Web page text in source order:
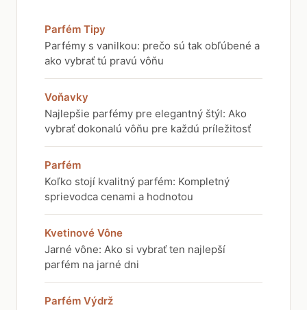
Parfém Tipy
Parfémy s vanilkou: prečo sú tak obľúbené a
ako vybrať tú pravú vôňu
Voňavky
Najlepšie parfémy pre elegantný štýl: Ako
vybrať dokonalú vôňu pre každú príležitosť
Parfém
Koľko stojí kvalitný parfém: Kompletný
sprievodca cenami a hodnotou
Kvetinové Vône
Jarné vône: Ako si vybrať ten najlepší
parfém na jarné dni
Parfém Výdrž